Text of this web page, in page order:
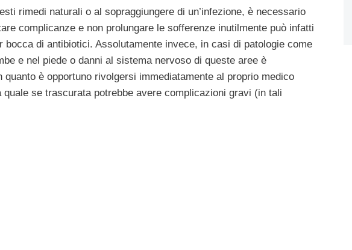
rimedi naturali o al sopraggiungere di un’infezione, è necessario
complicanze e non prolungare le sofferenze inutilmente può infatti
bocca di antibiotici. Assolutamente invece, in casi di patologie come
e nel piede o danni al sistema nervoso di queste aree è
è opportuno rivolgersi immediatamente al proprio medico
se trascurata potrebbe avere complicazioni gravi (in tali